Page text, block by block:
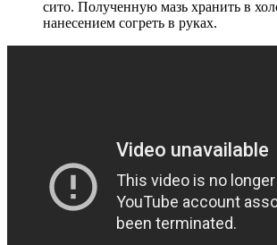
сито. Полученную мазь хранить в
нанесением согреть в руках.